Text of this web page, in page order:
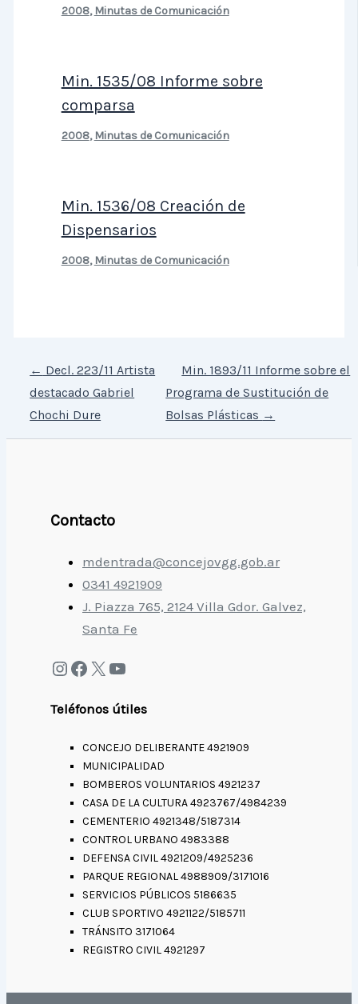
2008, Minutas de Comunicación
Min. 1535/08 Informe sobre
comparsa
2008, Minutas de Comunicación
Min. 1536/08 Creación de
Dispensarios
2008, Minutas de Comunicación
← Decl. 223/11 Artista
destacado Gabriel
Chochi Dure
Min. 1893/11 Informe sobre el
Programa de Sustitución de
Bolsas Plásticas →
Contacto
mdentrada@concejovgg.gob.ar
0341 4921909
J. Piazza 765, 2124 Villa Gdor. Galvez,
Santa Fe
Teléfonos útiles
CONCEJO DELIBERANTE 4921909
MUNICIPALIDAD
BOMBEROS VOLUNTARIOS 4921237
CASA DE LA CULTURA 4923767/4984239
CEMENTERIO 4921348/5187314
CONTROL URBANO 4983388
DEFENSA CIVIL 4921209/4925236
PARQUE REGIONAL 4988909/3171016
SERVICIOS PÚBLICOS 5186635
CLUB SPORTIVO 4921122/5185711
TRÁNSITO 3171064
REGISTRO CIVIL 4921297